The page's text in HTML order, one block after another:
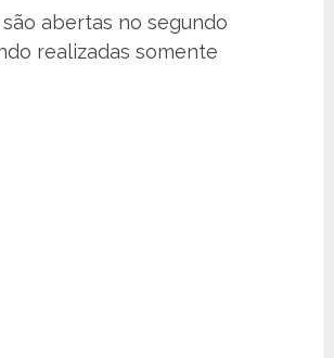
abertas no segundo
realizadas somente